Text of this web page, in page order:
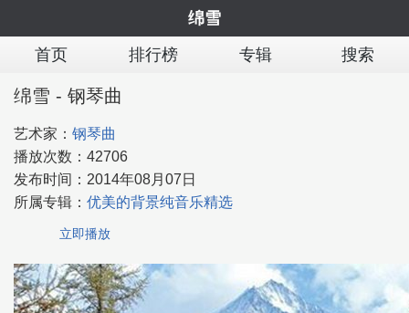
绵雪
首页
排行榜 专辑 搜索
绵雪 - 钢琴曲
艺术家： 钢琴曲
播放次数： 42706
发布时间： 2014年08月07日
所属专辑： 优美的背景纯音乐精选
立即播放